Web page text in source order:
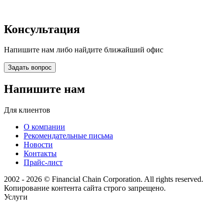
Консультация
Напишите нам либо найдите ближайший офис
Задать вопрос
Напишите нам
Для клиентов
О компании
Рекомендательные письма
Новости
Контакты
Прайс-лист
2002 - 2026 © Financial Chain Corporation. All rights reserved.
Копирование контента сайта строго запрещено.
Услуги